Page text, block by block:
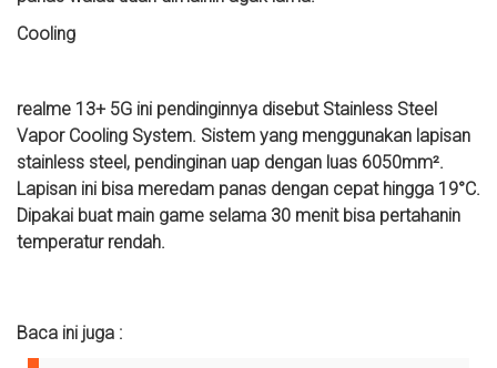
Cooling
realme 13+ 5G ini pendinginnya disebut Stainless Steel
Vapor Cooling System. Sistem yang menggunakan lapisan
stainless steel, pendinginan uap dengan luas 6050mm².
Lapisan ini bisa meredam panas dengan cepat hingga 19°C.
Dipakai buat main game selama 30 menit bisa pertahanin
temperatur rendah.
Baca ini juga :